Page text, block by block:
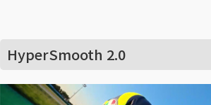
HyperSmooth 2.0